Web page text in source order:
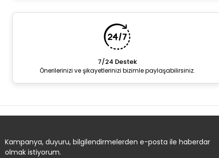
7/24 Destek
Önerilerinizi ve şikayetlerinizi bizimle paylaşabilirsiniz.
Kampanya, duyuru, bilgilendirmelerden e-posta ile haberdar
olmak istiyorum.